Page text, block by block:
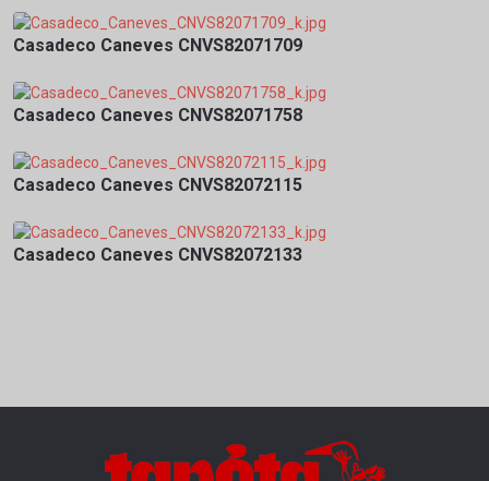
Casadeco Caneves CNVS82071709
Casadeco Caneves CNVS82071758
Casadeco Caneves CNVS82072115
Casadeco Caneves CNVS82072133